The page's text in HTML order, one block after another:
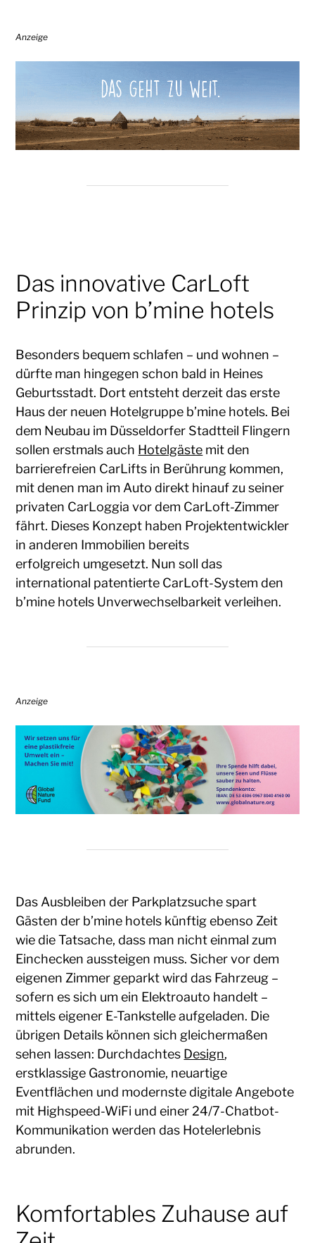
Anzeige
Das innovative CarLoft
Prinzip von b’mine hotels
Besonders bequem schlafen – und wohnen –
dürfte man hingegen schon bald in Heines
Geburtsstadt. Dort entsteht derzeit das erste
Haus der neuen Hotelgruppe b’mine hotels. Bei
dem Neubau im Düsseldorfer Stadtteil Flingern
sollen erstmals auch Hotelgäste mit den
barrierefreien CarLifts in Berührung kommen,
mit denen man im Auto direkt hinauf zu seiner
privaten CarLoggia vor dem CarLoft-Zimmer
fährt. Dieses Konzept haben Projektentwickler
in anderen Immobilien bereits
erfolgreich umgesetzt. Nun soll das
international patentierte CarLoft-System den
b’mine hotels Unverwechselbarkeit verleihen.
Anzeige
Das Ausbleiben der Parkplatzsuche spart
Gästen der b’mine hotels künftig ebenso Zeit
wie die Tatsache, dass man nicht einmal zum
Einchecken aussteigen muss. Sicher vor dem
eigenen Zimmer geparkt wird das Fahrzeug –
sofern es sich um ein Elektroauto handelt –
mittels eigener E-Tankstelle aufgeladen. Die
übrigen Details können sich gleichermaßen
sehen lassen: Durchdachtes Design,
erstklassige Gastronomie, neuartige
Eventflächen und modernste digitale Angebote
mit Highspeed-WiFi und einer 24/7-Chatbot-
Kommunikation werden das Hotelerlebnis
abrunden.
Komfortables Zuhause auf